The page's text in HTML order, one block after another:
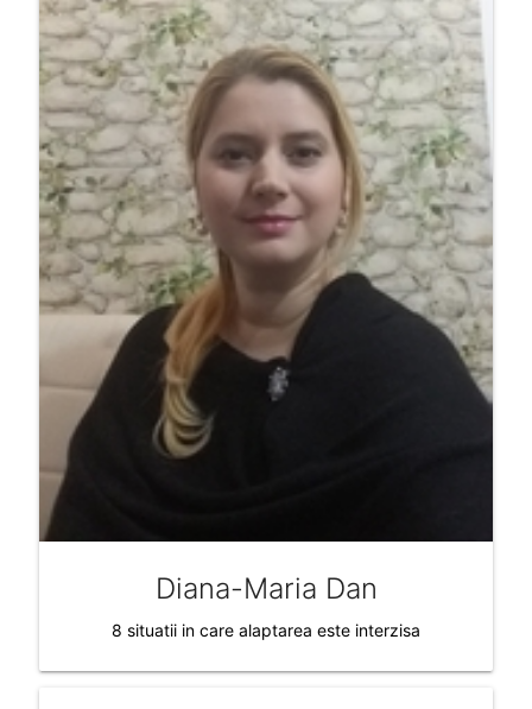
Diana-Maria Dan
8 situatii in care alaptarea este interzisa